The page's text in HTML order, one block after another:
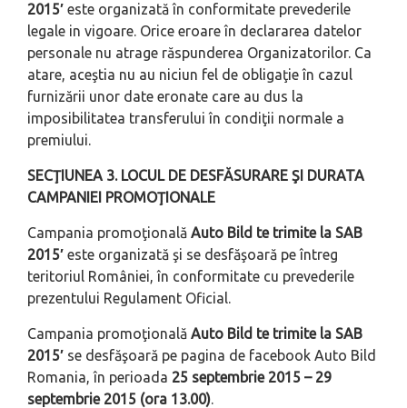
2015′ este organizată în conformitate prevederile
legale in vigoare. Orice eroare în declararea datelor
personale nu atrage răspunderea Organizatorilor. Ca
atare, aceştia nu au niciun fel de obligaţie în cazul
furnizării unor date eronate care au dus la
imposibilitatea transferului în condiţii normale a
premiului.
SECŢIUNEA 3. LOCUL DE DESFĂSURARE ŞI DURATA
CAMPANIEI PROMOŢIONALE
Campania promoţională Auto Bild te trimite la SAB
2015′ este organizată şi se desfăşoară pe întreg
teritoriul României, în conformitate cu prevederile
prezentului Regulament Oficial.
Campania promoţională Auto Bild te trimite la SAB
2015′ se desfăşoară pe pagina de facebook Auto Bild
Romania, în perioada 25 septembrie 2015 – 29
septembrie 2015 (ora 13.00).